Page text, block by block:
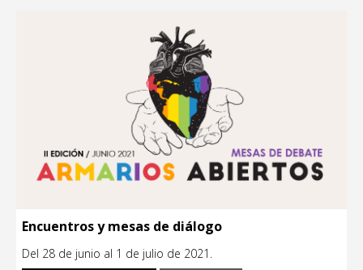
Encuentros y mesas de diálogo
Del 28 de junio al 1 de julio de 2021.